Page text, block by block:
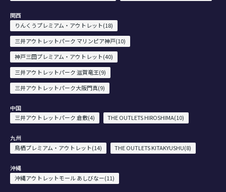
関西
りんくうプレミアム・アウトレット(18)
三井アウトレットパーク マリンピア神戸(10)
神戸三田プレミアム・アウトレット(40)
三井アウトレットパーク 滋賀竜王(9)
三井アウトレットパーク大阪門真(9)
中国
三井アウトレットパーク 倉敷(4)
THE OUTLETS HIROSHIMA(10)
九州
鳥栖プレミアム・アウトレット(14)
THE OUTLETS KITAKYUSHU(8)
沖縄
沖縄アウトレットモール あしびなー(11)